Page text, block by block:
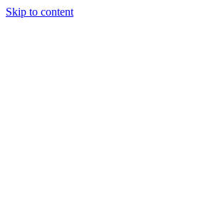
Skip to content